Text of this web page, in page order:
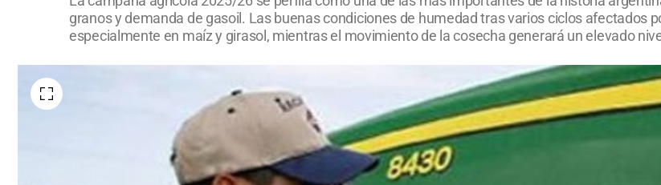
granos y demanda de gasoil. Las buenas condiciones de humedad tras varios ciclos afectados
especialmente en maíz y girasol, mientras el movimiento de la cosecha generará un elevado